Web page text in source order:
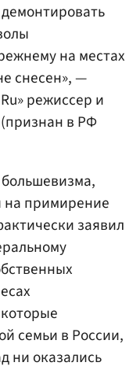
на местах
снесен», —
режиссер и
(признан в РФ
на примирение
заявил
семьи в России,
ни оказались